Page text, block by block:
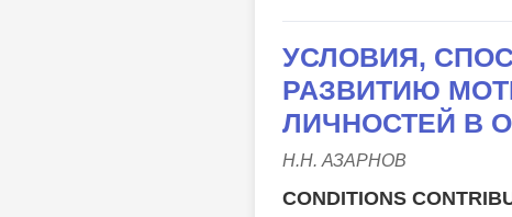
УСЛОВИЯ,
РАЗВИТИЮ
ЛИЧНОСТЕЙ В
Н.Н. АЗАРНОВ
CONDITIONS